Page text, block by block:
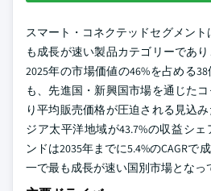
スマート・コネクテッドセグメント
も成長が速い製品カテゴリーであ
2025年の市場価値の46%を占める
も、先進国・新興国市場を通じた
り平均販売価格が圧迫される見込
ジア太平洋地域が43.7%の収益シ
ンドは2035年までに5.4%のCAGRで
一で最も成長が速い国別市場となっ